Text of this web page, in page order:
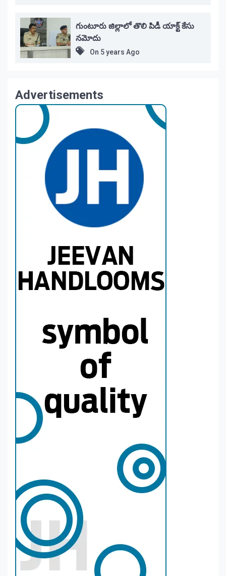
గుంటూరు జిల్లాలో తొలి పిడీ యాక్ట్ కేసు
నమోదు
On 5 years Ago
Advertisements